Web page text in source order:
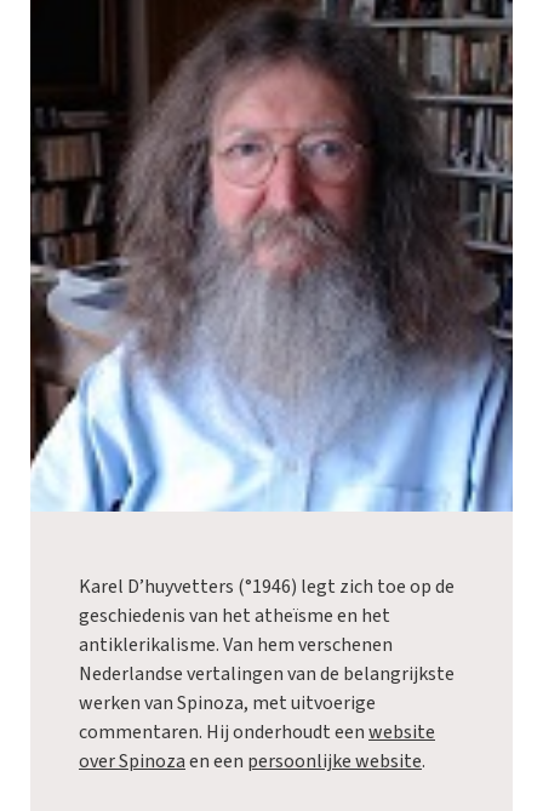
Karel D’huyvetters (°1946) legt zich toe op de
geschiedenis van het atheïsme en het
antiklerikalisme. Van hem verschenen
Nederlandse vertalingen van de belangrijkste
werken van Spinoza, met uitvoerige
commentaren. Hij onderhoudt eenwebsite
over Spinozaen een persoonlijke website.